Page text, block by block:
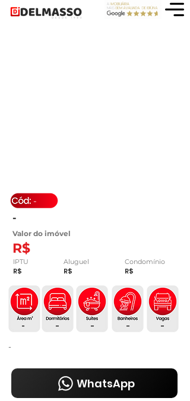
-
Valor do imóvel
R$
-
IPTU
R$
Aluguel Condomínio
R$ R$
-
-
- - -
-
WhatsApp